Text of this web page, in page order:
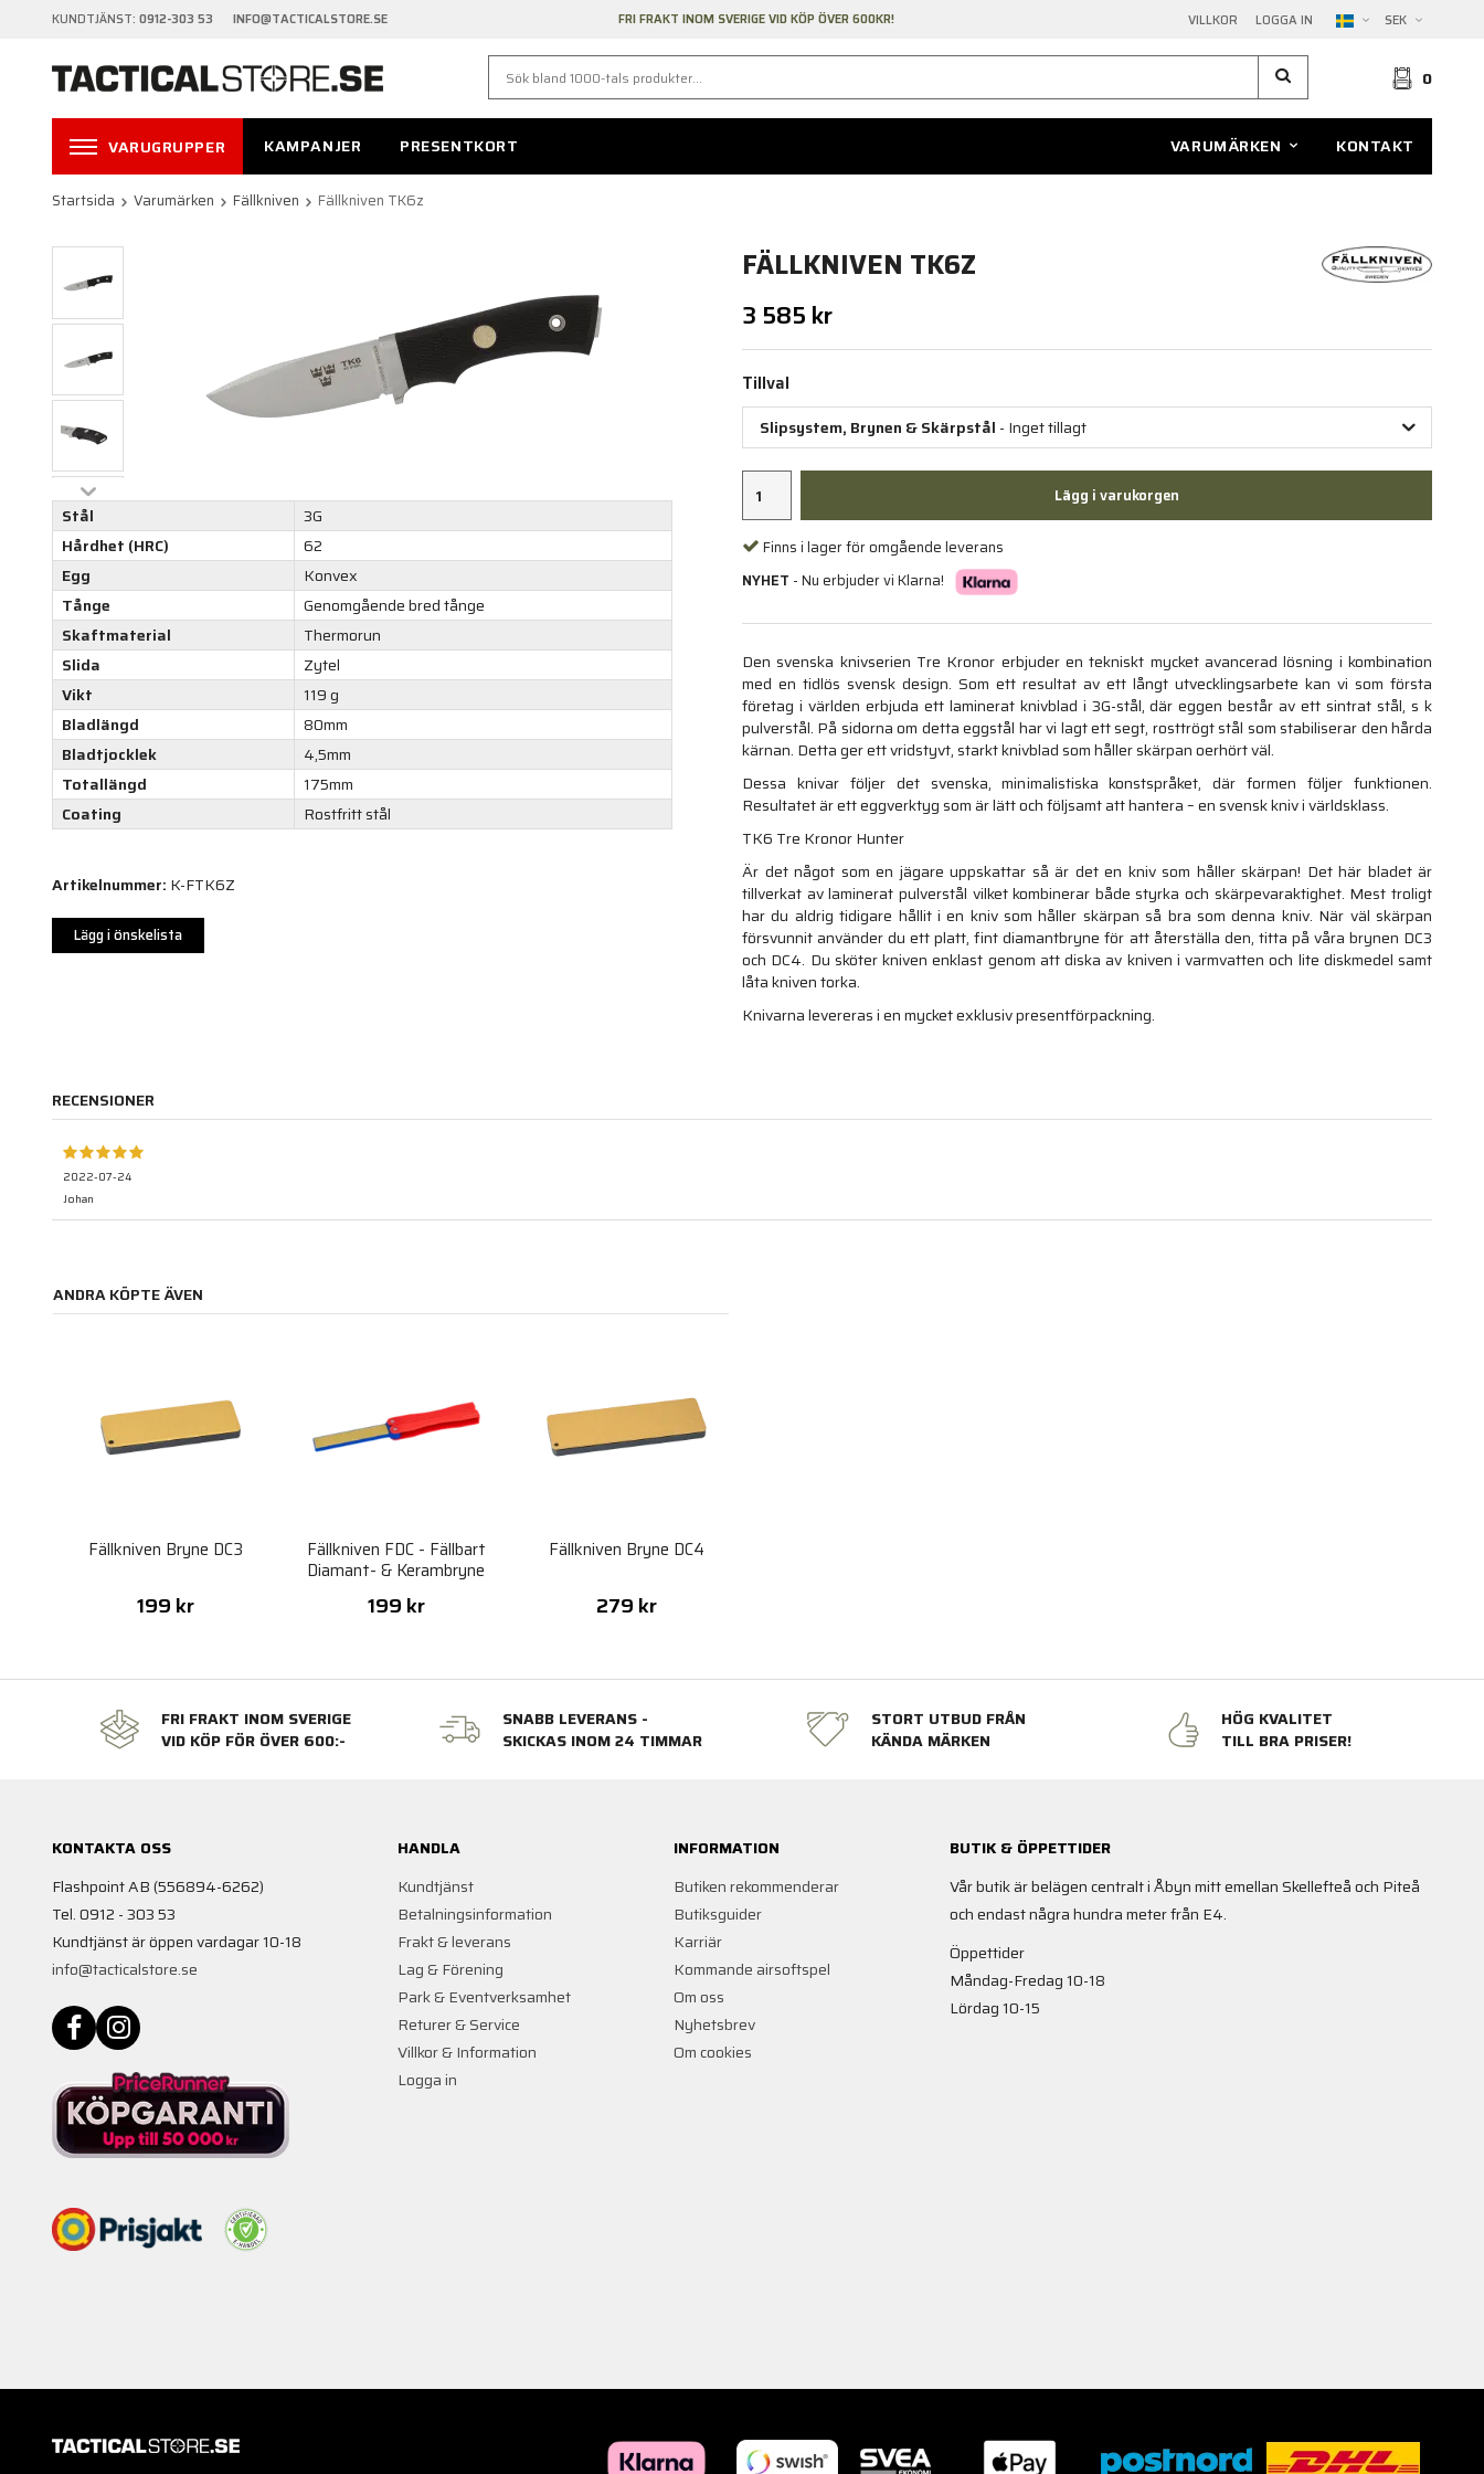
KUNDTJÄNST: 0912-303 53 INFO@TACTICALSTORE.SE VILLKOR LOGGA IN SEK
FRI FRAKT INOM SVERIGE VID KÖP ÖVER 600KR!
0
VARUGRUPPER KAMPANJER PRESENTKORT VARUMÄRKEN KONTAKT
Startsida Varumärken Fällkniven Fällkniven TK6z
FÄLLKNIVEN TK6Z
3 585 kr
Tillval
Slipsystem, Brynen & Skärpstål - Inget tillagt
Lägg i varukorgen
Finns i lager för omgående leverans
NYHET - Nu erbjuder vi Klarna!
Den svenska knivserien Tre Kronor erbjuder en tekniskt mycket avancerad lösning i kombination
med en tidlös svensk design. Som ett resultat av ett långt utvecklingsarbete kan vi som första
företag i världen erbjuda ett laminerat knivblad i 3G-stål, där eggen består av ett sintrat stål, s k
pulverstål. På sidorna om detta eggstål har vi lagt ett segt, rosttrögt stål som stabiliserar den hårda
kärnan. Detta ger ett vridstyvt, starkt knivblad som håller skärpan oerhört väl.
Dessa knivar följer det svenska, minimalistiska konstspråket, där formen följer funktionen.
Resultatet är ett eggverktyg som är lätt och följsamt att hantera – en svensk kniv i världsklass.
TK6 Tre Kronor Hunter
Är det något som en jägare uppskattar så är det en kniv som håller skärpan! Det här bladet är
tillverkat av laminerat pulverstål vilket kombinerar både styrka och skärpevaraktighet. Mest troligt
har du aldrig tidigare hållit i en kniv som håller skärpan så bra som denna kniv. När väl skärpan
försvunnit använder du ett platt, fint diamantbryne för att återställa den, titta på våra brynen DC3
och DC4. Du sköter kniven enklast genom att diska av kniven i varmvatten och lite diskmedel samt
låta kniven torka.
Knivarna levereras i en mycket exklusiv presentförpackning.
Stål
3G
Hårdhet (HRC)
62
Egg
Konvex
Tånge
Genomgående bred tånge
Skaftmaterial
Thermorun
Slida
Zytel
Vikt
119 g
Bladlängd
80mm
Bladtjocklek
4,5mm
Totallängd
175mm
Coating
Rostfritt stål
Artikelnummer: K-FTK6Z
Lägg i önskelista
RECENSIONER
2022-07-24
Johan
ANDRA KÖPTE ÄVEN
Fällkniven Bryne DC3
199 kr
Fällkniven FDC - Fällbart
Diamant- & Kerambryne
199 kr
Fällkniven Bryne DC4
279 kr
FRI FRAKT INOM SVERIGE
VID KÖP FÖR ÖVER 600:-
SNABB LEVERANS -
SKICKAS INOM 24 TIMMAR
STORT UTBUD FRÅN
KÄNDA MÄRKEN
HÖG KVALITET
TILL BRA PRISER!
KONTAKTA OSS
Flashpoint AB (556894-6262)
Tel. 0912 - 303 53
Kundtjänst är öppen vardagar 10-18
info@tacticalstore.se
HANDLA
Kundtjänst
Betalningsinformation
Frakt & leverans
Lag & Förening
Park & Eventverksamhet
Returer & Service
Villkor & Information
Logga in
INFORMATION
Butiken rekommenderar
Butiksguider
Karriär
Kommande airsoftspel
Om oss
Nyhetsbrev
Om cookies
BUTIK & ÖPPETTIDER
Vår butik är belägen centralt i Åbyn mitt emellan Skellefteå och Piteå
och endast några hundra meter från E4.
Öppettider
Måndag-Fredag 10-18
Lördag 10-15